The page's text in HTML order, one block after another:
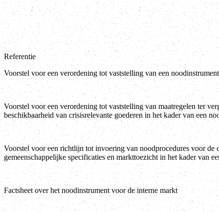
Referentie
Voorstel voor een verordening tot vaststelling van een
Voorstel voor een verordening tot vaststelling van maatregelen ter
beschikbaarheid van crisisrelevante goederen in het kader van een
Voorstel voor een richtlijn tot invoering van noodprocedures voor de
gemeenschappelijke specificaties en markttoezicht in het kader van
Factsheet over het noodinstrument voor de interne markt